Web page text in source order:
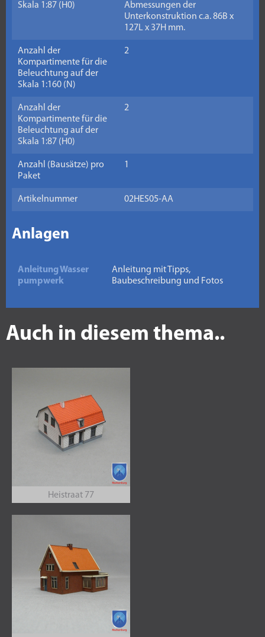
Skala 1:87 (H0)
Abmessungen der
Unterkonstruktion c.a. 86B x
127L x 37H mm.
Anzahl der
Kompartimente für die
Beleuchtung auf der
Skala 1:160 (N)
2
Anzahl der
Kompartimente für die
Beleuchtung auf der
Skala 1:87 (H0)
2
Anzahl (Bausätze) pro
Paket
1
Artikelnummer 02HES05-AA
Anlagen
Anleitung Wasser
pumpwerk
Anleitung mit Tipps,
Baubeschreibung und Fotos
Auch in diesem thema..
Heistraat 77